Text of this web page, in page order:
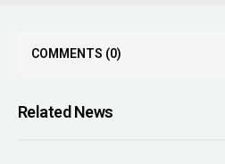
COMMENTS (0)
Related News